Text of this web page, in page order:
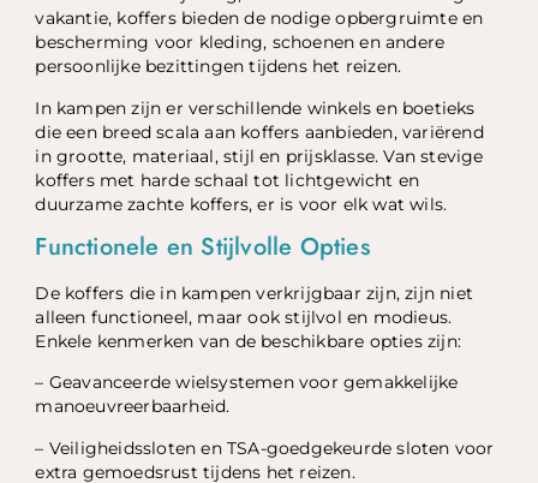
vakantie, koffers bieden de nodige opbergruimte en
bescherming voor kleding, schoenen en andere
persoonlijke bezittingen tijdens het reizen.
In kampen zijn er verschillende winkels en boetieks
die een breed scala aan koffers aanbieden, variërend
in grootte, materiaal, stijl en prijsklasse. Van stevige
koffers met harde schaal tot lichtgewicht en
duurzame zachte koffers, er is voor elk wat wils.
Functionele en Stijlvolle Opties
De koffers die in kampen verkrijgbaar zijn, zijn niet
alleen functioneel, maar ook stijlvol en modieus.
Enkele kenmerken van de beschikbare opties zijn:
– Geavanceerde wielsystemen voor gemakkelijke
manoeuvreerbaarheid.
– Veiligheidssloten en TSA-goedgekeurde sloten voor
extra gemoedsrust tijdens het reizen.